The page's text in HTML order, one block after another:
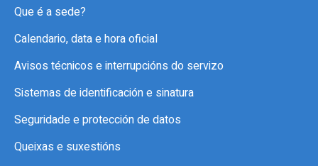
Que é a sede?
Calendario, data e hora oficial
Avisos técnicos e interrupcións do servizo
Sistemas de identificación e sinatura
Seguridade e protección de datos
Queixas e suxestións